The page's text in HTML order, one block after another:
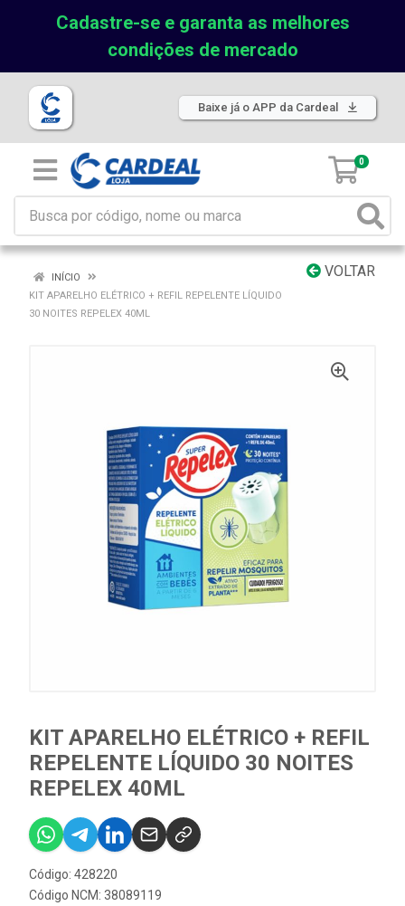
Cadastre-se e garanta as melhores
condições de mercado
Baixe já o APP da Cardeal
0
VOLTAR
INÍCIO
KIT APARELHO ELÉTRICO + REFIL REPELENTE LÍQUIDO
30 NOITES REPELEX 40ML
KIT APARELHO ELÉTRICO + REFIL
REPELENTE LÍQUIDO 30 NOITES
REPELEX 40ML
Código: 428220
Código NCM: 38089119